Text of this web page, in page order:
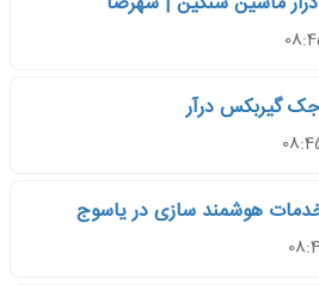
گیربکس درآر
هوشمند سازی در یاسوج